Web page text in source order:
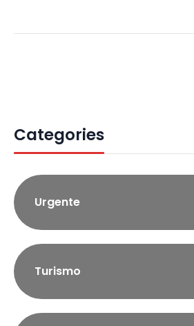
Categories
Urgente
Turismo